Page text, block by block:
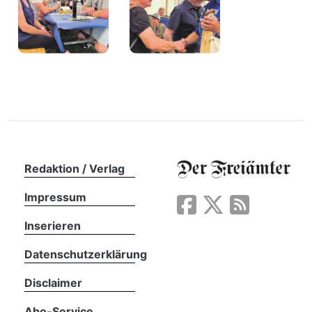
Redaktion / Verlag
Impressum
Inserieren
Datenschutzerklärung
Disclaimer